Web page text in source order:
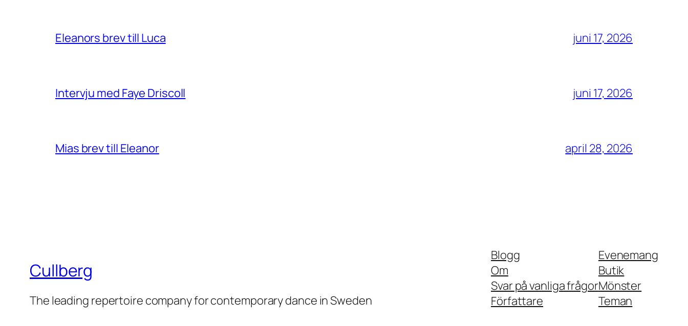
Eleanors brev till Luca juni 17, 2026
Intervju med Faye Driscoll juni 17, 2026
Mias brev till Eleanor april 28, 2026
Cullberg
The leading repertoire company for contemporary dance in Sweden
Blogg
Om
Svar på vanliga frågor
Författare
Evenemang
Butik
Mönster
Teman